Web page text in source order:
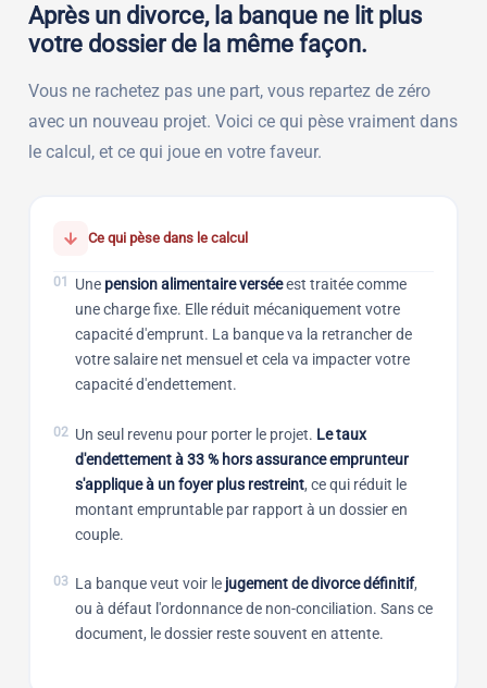
Après un divorce, la banque ne lit plus
votre dossier de la même façon.
Vous ne rachetez pas une part, vous repartez de zéro
avec un nouveau projet. Voici ce qui pèse vraiment dans
le calcul, et ce qui joue en votre faveur.
Ce qui pèse dans le calcul
01 Une pension alimentaire verséeest traitée comme
une charge fixe. Elle réduit mécaniquement votre
capacité d'emprunt. La banque va la retrancher de
votre salaire net mensuel et cela va impacter votre
capacité d'endettement.
02 Un seul revenu pour porter le projet. Le taux
d'endettement à 33 % hors assurance emprunteur
s'applique à un foyer plus restreint, ce qui réduit le
montant empruntable par rapport à un dossier en
couple.
03 La banque veut voir le jugement de divorce définitif,
ou à défaut l'ordonnance de non-conciliation. Sans ce
document, le dossier reste souvent en attente.